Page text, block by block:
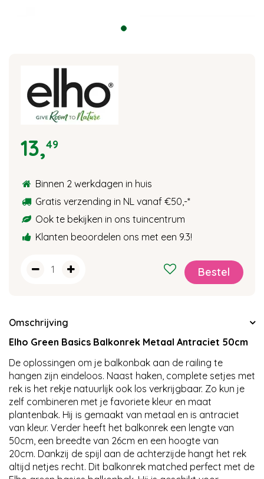
13,49
Binnen 2 werkdagen in huis
Gratis verzending in NL vanaf €50,-*
Ook te bekijken in ons tuincentrum
Klanten beoordelen ons met een 9.3!
Omschrijving
Elho Green Basics Balkonrek Metaal Antraciet 50cm
De oplossingen om je balkonbak aan de railing te
hangen zijn eindeloos. Naast haken, complete setjes met
rek is het rekje natuurlijk ook los verkrijgbaar. Zo kun je
zelf combineren met je favoriete kleur en maat
plantenbak. Hij is gemaakt van metaal en is antraciet
van kleur. Verder heeft het balkonrek een lengte van
50cm, een breedte van 26cm en een hoogte van
20cm. Dankzij de spijl aan de achterzijde hangt het rek
altijd netjes recht. Dit balkonrek matched perfect met de